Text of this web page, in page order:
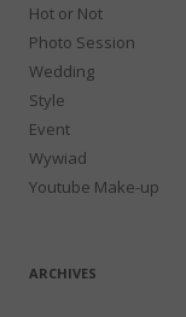
Hot or Not
Photo Session
Wedding
Style
Event
Wywiad
Youtube Make-up
ARCHIVES